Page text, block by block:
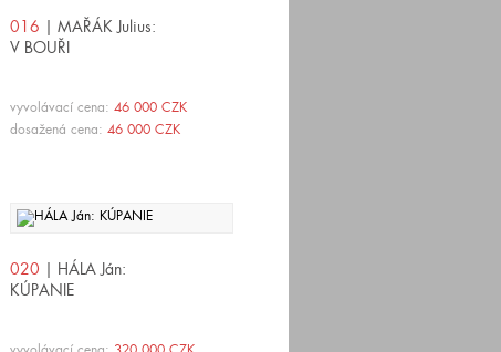
016 | MAŘÁK Julius:
V BOUŘI
vyvolávací cena: 46 000 CZK
dosažená cena: 46 000 CZK
020 | HÁLA Ján:
KÚPANIE